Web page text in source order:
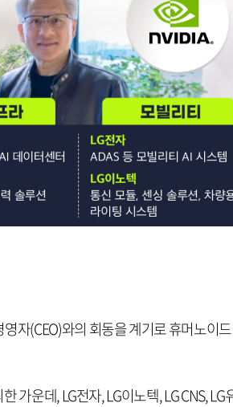
자(CEO)와의 회동을 계기로 휴머노이
가운데, LG전자, LG이노텍, LG CNS, LG